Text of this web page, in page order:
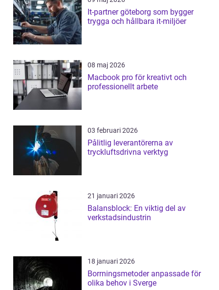
It-partner göteborg som bygger
trygga och hållbara it-miljöer
08 maj 2026
Macbook pro för kreativt och
professionellt arbete
03 februari 2026
Pålitlig leverantörerna av
tryckluftsdrivna verktyg
21 januari 2026
Balansblock: En viktig del av
verkstadsindustrin
18 januari 2026
Borrningsmetoder anpassade för
olika behov i Sverge